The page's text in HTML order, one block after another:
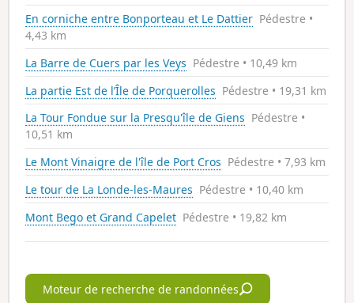
En corniche entre Bonporteau et Le Dattier Pédestre •
4,43 km
La Barre de Cuers par les Veys Pédestre • 10,49 km
La partie Est de l’Île de Porquerolles Pédestre • 19,31 km
La Tour Fondue sur la Presqu'île de Giens Pédestre •
10,51 km
Le Mont Vinaigre de l'île de Port Cros Pédestre • 7,93 km
Le tour de La Londe-les-Maures Pédestre • 10,40 km
Mont Bego et Grand Capelet Pédestre • 19,82 km
Moteur de recherche de randonnées